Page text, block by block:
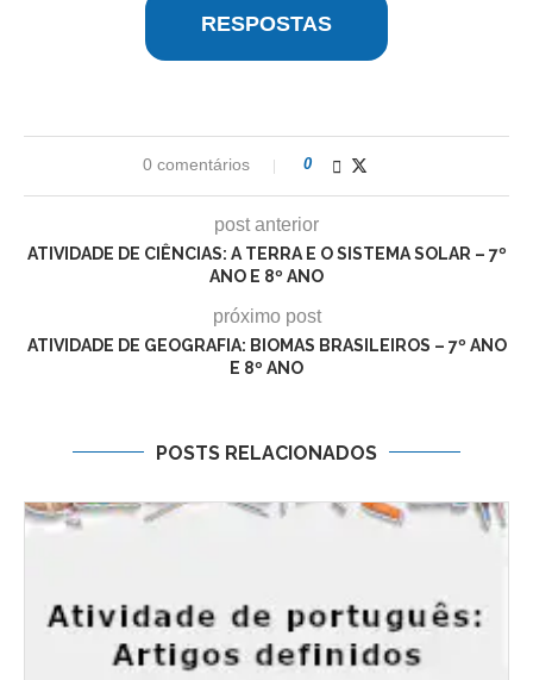
RESPOSTAS
0 comentários 0
post anterior
ATIVIDADE DE CIÊNCIAS: A TERRA E O SISTEMA SOLAR – 7º
ANO E 8º ANO
próximo post
ATIVIDADE DE GEOGRAFIA: BIOMAS BRASILEIROS – 7º ANO
E 8º ANO
POSTS RELACIONADOS